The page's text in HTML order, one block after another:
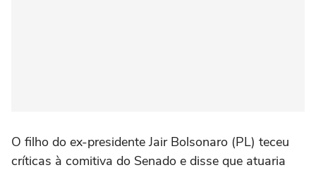
O filho do ex-presidente Jair Bolsonaro (PL) teceu
críticas à comitiva do Senado e disse que atuaria